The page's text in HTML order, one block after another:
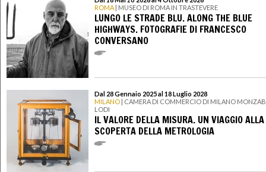
ROMA | MUSEO DI ROMA IN TRASTEVERE
LUNGO LE STRADE BLU. ALONG THE BLUE
HIGHWAYS. FOTOGRAFIE DI FRANCESCO
CONVERSANO
Dal 28 Gennaio 2025 al 18 Luglio 2028
MILANO | CAMERA DI COMMERCIO DI MILANO
LODI
IL VALORE DELLA MISURA. UN VIAGGIO ALLA
SCOPERTA DELLA METROLOGIA